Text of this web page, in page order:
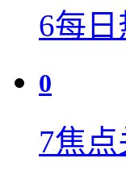
6每日
0
7焦